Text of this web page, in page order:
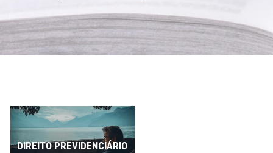
Áreas de Atuação
Profissionais
Contato
DIREITO PREVIDENCIÁRIO